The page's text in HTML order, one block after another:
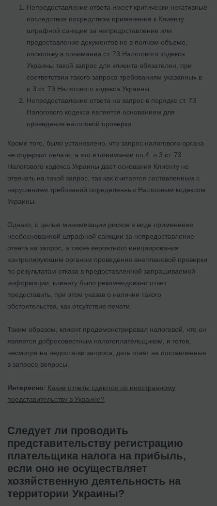
Непредоставление ответа имеет критически негативные
последствия посредством применения к Клиенту
штрафной санкции за непредоставление или
предоставление документов не в полном объеме,
поскольку в понимании ст. 73 Налогового кодекса
Украины такой запрос для клиента обязателен, при
соответствии такого запроса требованиям указанных в
п.3 ст. 73 Налогового кодекса Украины.
Непредоставление ответа на запрос в порядке ст. 73
Налогового кодекса является основанием для
проведения налоговой проверки.
Кроме того, было установлено, что запрос налогового органа
не содержит печати, а это в понимании пп.4. п.3 ст. 73
Налогового кодекса Украины дает основания Клиенту не
отвечать на такой запрос, так как считается составленным с
нарушением требований определенных Налоговым кодексом
Украины.
Однако, с целью минимизации рисков в виде применения
необоснованной штрафной санкции за непредоставление
ответа на запрос, а также вероятного инициирования
контролирующим органом проведения внеплановой проверки
по результатам отказа в предоставленной запрашиваемой
информации, клиенту было рекомендовано ответ
предоставить, при этом указав о наличии такого
обстоятельства, как отсутствие печати.
Таким образом, клиент продемонстрировал налоговой, что он
является добросовестным налогоплательщиком, и готов,
несмотря на недостатки запроса, дать ответ на поставленные
в запросе вопросы.
Интересно: Какие отчеты сдаются по иностранному
представительству в Украине?
Следует ли проводить
представительству регистрацию
плательщика налога на прибыль,
если оно не осуществляет
хозяйственную деятельность на
территории Украины?